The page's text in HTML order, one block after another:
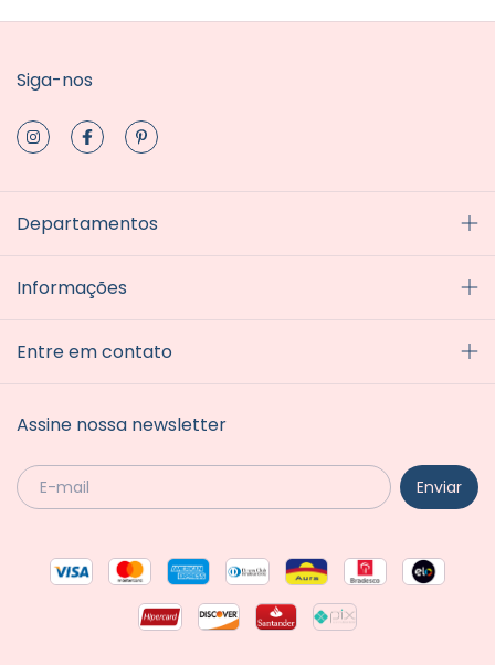
Siga-nos
Departamentos
Informações
Entre em contato
Assine nossa newsletter